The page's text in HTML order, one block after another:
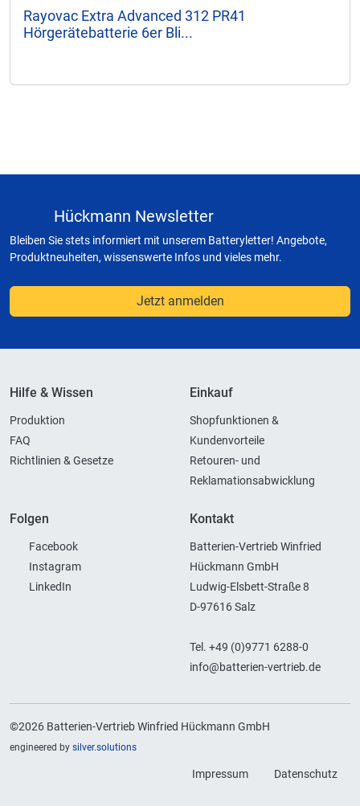
Rayovac Extra Advanced 312 PR41
Hörgerätebatterie 6er Bli...
Hückmann Newsletter
Bleiben Sie stets informiert mit unserem Batteryletter! Angebote,
Produktneuheiten, wissenswerte Infos und vieles mehr.
Jetzt anmelden
Hilfe & Wissen
Produktion
FAQ
Richtlinien & Gesetze
Einkauf
Shopfunktionen &
Kundenvorteile
Retouren- und
Reklamationsabwicklung
Folgen
Facebook
Instagram
LinkedIn
Kontakt
Batterien-Vertrieb Winfried
Hückmann GmbH
Ludwig-Elsbett-Straße 8
D-97616 Salz
Tel. +49 (0)9771 6288-0
info@batterien-vertrieb.de
©2026 Batterien-Vertrieb Winfried Hückmann GmbH
engineered by silver.solutions
Impressum Datenschutz